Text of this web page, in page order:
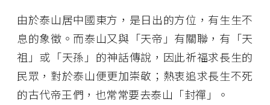
由於泰山居中國東方，是日出的方位，有生生不
息的象徵。而泰山又與「天帝」有關聯，有「天
祖」或「天孫」的神話傳說，因此祈福求長生的
民眾，對於泰山便更加崇敬；熱衷追求長生不死
的古代帝王們，也常常要去泰山「封禪」。